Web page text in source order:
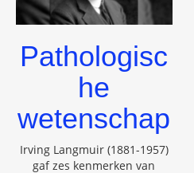
Pathologisc
he
wetenschap
Irving Langmuir (1881-1957)
gaf zes kenmerken van